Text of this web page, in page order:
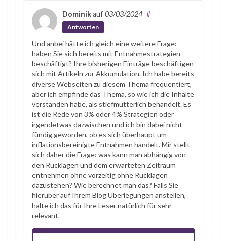
Dominikauf03/03/2024 #
Antworten
Und anbei hätte ich gleich eine weitere Frage:
haben Sie sich bereits mit Entnahmestrategien
beschäftigt? Ihre bisherigen Einträge beschäftigen
sich mit Artikeln zur Akkumulation. Ich habe bereits
diverse Webseiten zu diesem Thema frequentiert,
aber ich empfinde das Thema, so wie ich die Inhalte
verstanden habe, als stiefmütterlich behandelt. Es
ist die Rede von 3% oder 4% Strategien oder
irgendetwas dazwischen und ich bin dabei nicht
fündig geworden, ob es sich überhaupt um
inflationsbereinigte Entnahmen handelt. Mir stellt
sich daher die Frage: was kann man abhängig von
den Rücklagen und dem erwarteten Zeitraum
entnehmen ohne vorzeitig ohne Rücklagen
dazustehen? Wie berechnet man das? Falls Sie
hierüber auf Ihrem Blog Überlegungen anstellen,
halte ich das für Ihre Leser natürlich für sehr
relevant.